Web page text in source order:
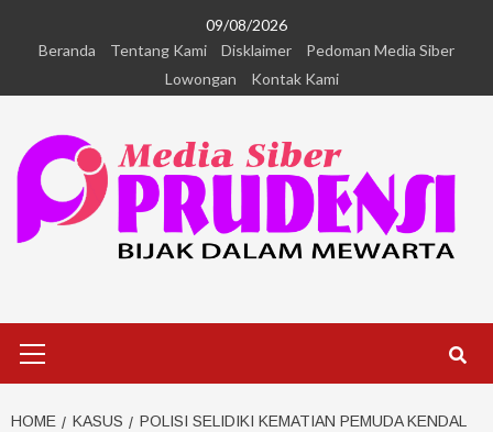
09/08/2026
Beranda
Tentang Kami Disklaimer
Pedoman Media Siber
Lowongan
Kontak Kami
HOME KASUS
POLISI SELIDIKI KEMATIAN PEMUDA KENDAL